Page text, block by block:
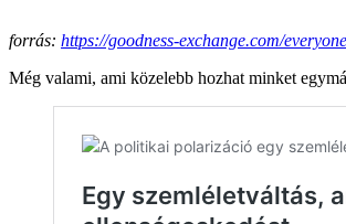
forrás: https://goodness-exchange.com/
Még valami, ami közelebb hozhat minket